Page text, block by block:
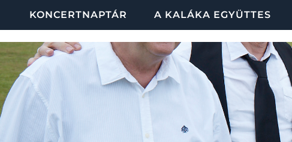
KONCERTNAPTÁR A KALÁKA EGYÜTTES